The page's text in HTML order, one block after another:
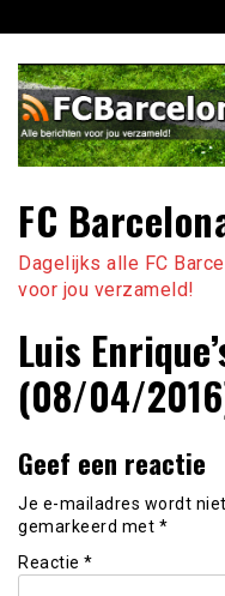
naar
inhoud
FC
Dagelijks alle FC
voor jou verzameld!
Luis
(08/04/
Geef een reactie
Je e-mailadres wordt
gemarkeerd met *
Reactie *